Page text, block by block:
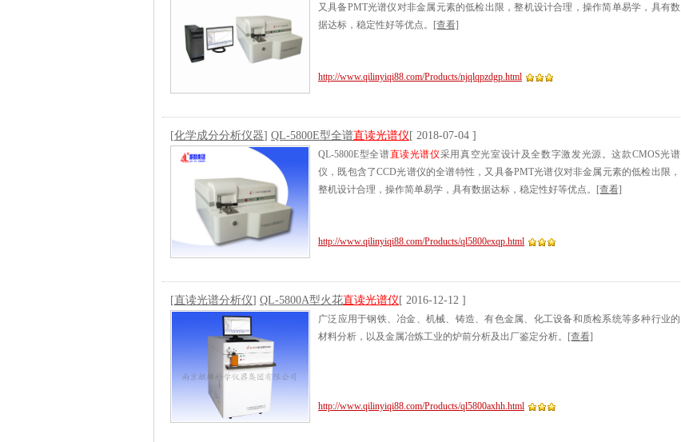
又具备PMT光谱仪对非金属元素的低检出限，整机设计合理，操作简单易学，具有数
据达标，稳定性好等优点。
[查看]
http://www.qilinyiqi88.com/Products/njqlqpzdgp.html
[化学成分分析仪器] QL-5800E型全谱直读光谱仪 [ 2018-07-04 ]
QL-5800E型全谱直读光谱仪采用真空光室设计及全数字激发光源。这款CMOS光谱
仪，既包含了CCD光谱仪的全谱特性，又具备PMT光谱仪对非金属元素的低检出限，
整机设计合理，操作简单易学，具有数据达标，稳定性好等优点。
[查看]
http://www.qilinyiqi88.com/Products/ql5800exqp.html
[直读光谱分析仪] QL-5800A型火花直读光谱仪 [ 2016-12-12 ]
广泛应用于钢铁、冶金、机械、铸造、有色金属、化工设备和质检系统等多种行业的
材料分析，以及金属冶炼工业的炉前分析及出厂鉴定分析。
[查看]
http://www.qilinyiqi88.com/Products/ql5800axhh.html